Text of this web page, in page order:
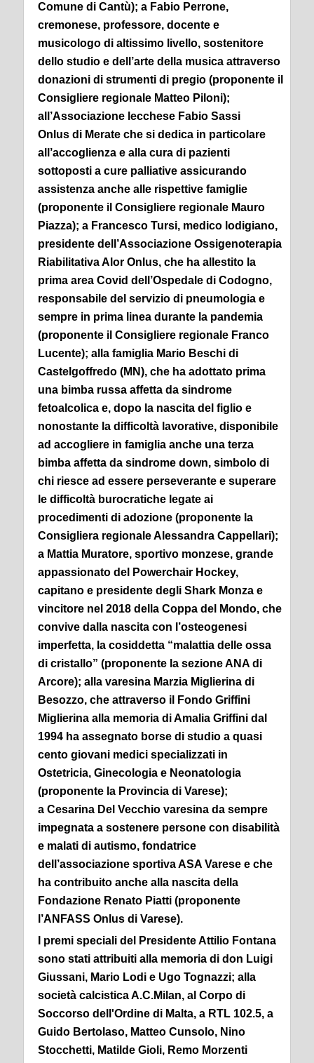
Comune di Cantù); a Fabio Perrone,
cremonese, professore, docente e
musicologo di altissimo livello, sostenitore
dello studio e dell’arte della musica attraverso
donazioni di strumenti di pregio (proponente il
Consigliere regionale Matteo Piloni);
all’Associazione lecchese Fabio Sassi
Onlus di Merate che si dedica in particolare
all’accoglienza e alla cura di pazienti
sottoposti a cure palliative assicurando
assistenza anche alle rispettive famiglie
(proponente il Consigliere regionale Mauro
Piazza); a Francesco Tursi, medico lodigiano,
presidente dell’Associazione Ossigenoterapia
Riabilitativa Alor Onlus, che ha allestito la
prima area Covid dell’Ospedale di Codogno,
responsabile del servizio di pneumologia e
sempre in prima linea durante la pandemia
(proponente il Consigliere regionale Franco
Lucente); alla famiglia Mario Beschi di
Castelgoffredo (MN), che ha adottato prima
una bimba russa affetta da sindrome
fetoalcolica e, dopo la nascita del figlio e
nonostante la difficoltà lavorative, disponibile
ad accogliere in famiglia anche una terza
bimba affetta da sindrome down, simbolo di
chi riesce ad essere perseverante e superare
le difficoltà burocratiche legate ai
procedimenti di adozione (proponente la
Consigliera regionale Alessandra Cappellari);
a Mattia Muratore, sportivo monzese, grande
appassionato del Powerchair Hockey,
capitano e presidente degli Shark Monza e
vincitore nel 2018 della Coppa del Mondo, che
convive dalla nascita con l’osteogenesi
imperfetta, la cosiddetta “malattia delle ossa
di cristallo” (proponente la sezione ANA di
Arcore); alla varesina Marzia Miglierina di
Besozzo, che attraverso il Fondo Griffini
Miglierina alla memoria di Amalia Griffini dal
1994 ha assegnato borse di studio a quasi
cento giovani medici specializzati in
Ostetricia, Ginecologia e Neonatologia
(proponente la Provincia di Varese);
a Cesarina Del Vecchio varesina da sempre
impegnata a sostenere persone con disabilità
e malati di autismo, fondatrice
dell’associazione sportiva ASA Varese e che
ha contribuito anche alla nascita della
Fondazione Renato Piatti (proponente
l’ANFASS Onlus di Varese).
I premi speciali del Presidente Attilio Fontana
sono stati attribuiti alla memoria di don Luigi
Giussani, Mario Lodi e Ugo Tognazzi; alla
società calcistica A.C.Milan, al Corpo di
Soccorso dell'Ordine di Malta, a RTL 102.5, a
Guido Bertolaso, Matteo Cunsolo, Nino
Stocchetti, Matilde Gioli, Remo Morzenti